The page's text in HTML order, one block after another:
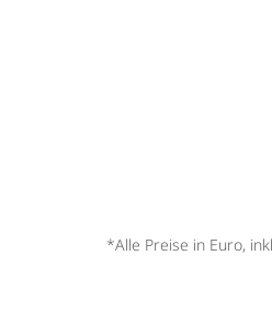
*Alle Preise in Euro,